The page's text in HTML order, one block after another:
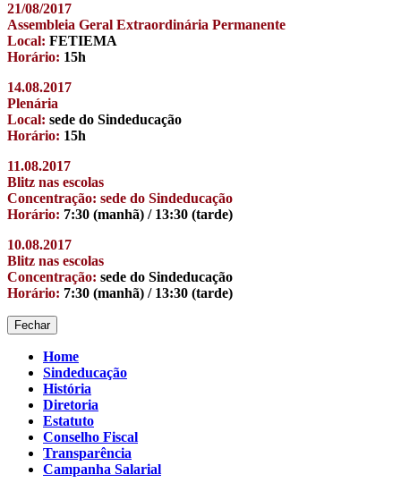
21/08/2017
Assembleia Geral Extraordinária Permanente
Local: FETIEMA
Horário: 15h
14.08.2017
Plenária
Local: sede do Sindeducação
Horário: 15h
11.08.2017
Blitz nas escolas
Concentração: sede do Sindeducação
Horário: 7:30 (manhã) / 13:30 (tarde)
10.08.2017
Blitz nas escolas
Concentração: sede do Sindeducação
Horário: 7:30 (manhã) / 13:30 (tarde)
Fechar
Home
Sindeducação
História
Diretoria
Estatuto
Conselho Fiscal
Transparência
Campanha Salarial